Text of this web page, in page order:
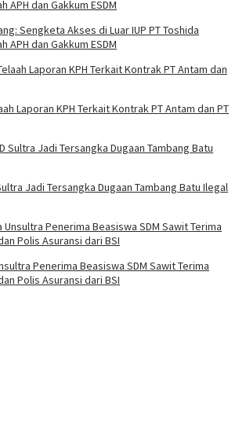
Sengketa Akses di Luar IUP PT Toshida
APH dan Gakkum ESDM
Laporan KPH Terkait Kontrak PT Antam dan PT
Jadi Tersangka Dugaan Tambang Batu Ilegal
Penerima Beasiswa SDM Sawit Terima
Polis Asuransi dari BSI